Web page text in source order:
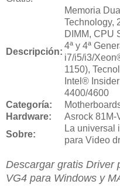
Descripción:
Memoria
Technology,
DIMM, CPU
4ª y 4ª
i7/i5/i3/
1150),
Intel®
4400/4600
Categoría:
Hardware:
Asrock 81M-
Sobre:
La universal
para Video
Descargar gratis Driver
VG4 para Windows y